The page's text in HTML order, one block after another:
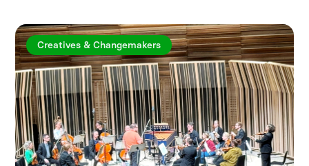
Creatives & Changemakers